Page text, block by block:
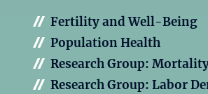
Fertility and Well-Being
Population Health
Research Group:
Research Group: Labor